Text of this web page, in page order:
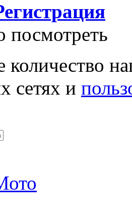
посмотреть
сетях и